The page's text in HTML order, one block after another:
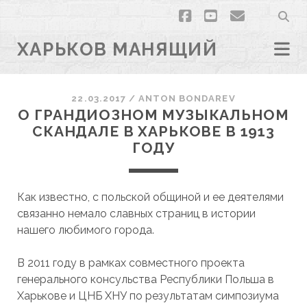
facebook
youtubeemail
ХАРЬКОВ МАНЯЩИЙ
22.03.2017 / ANTON BONDAREV
О ГРАНДИОЗНОМ МУЗЫКАЛЬНОМ
СКАНДАЛЕ В ХАРЬКОВЕ В 1913
ГОДУ
Как известно, с польской общиной и ее деятелями
связанно немало славных страниц в истории
нашего любимого города.
В 2011 году в рамках совместного проекта
генерального консульства Республики Польша в
Харькове и ЦНБ ХНУ по результатам симпозиума